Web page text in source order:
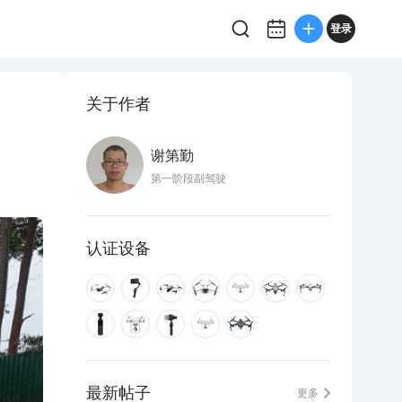
登录
关于作者
谢第勤
第一阶段副驾驶
认证设备
最新帖子 更多